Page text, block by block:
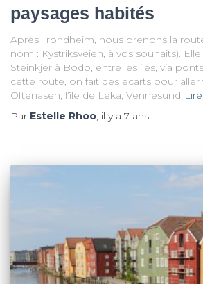
paysages habités
Après Trondheim, nous prenons la
nom : Kystriksveien, à vos souhaits).
Steinkjer à Bodo, entre les iles, via
cette route, on fait des écarts pour
Oftenasen, l’île de Leka, Vennesund
Par Estelle Rhoo, il y a 7 ans